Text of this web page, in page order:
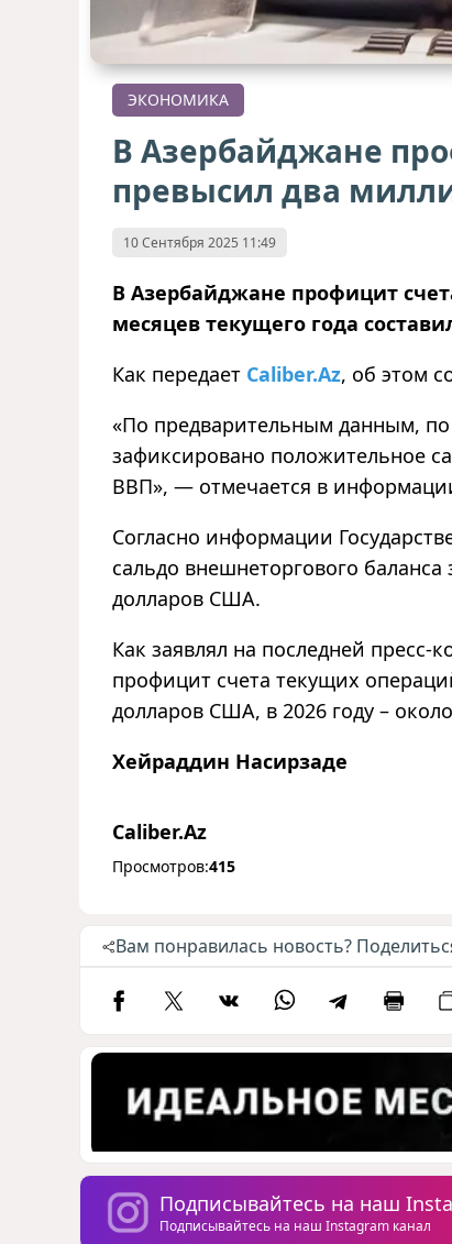
ЭКОНОМИКА
В Азербайджане
превысил два
10 Сентября 2025 11:49
В Азербайджане профицит
месяцев текущего года
Как передает Caliber.Az, об этом
«По предварительным данным, по
зафиксировано положительное
ВВП», — отмечается в
Согласно информации
сальдо внешнеторгового
долларов США.
Как заявлял на последней
профицит счета текущих
долларов США, в 2026 году –
Хейраддин Насирзаде
Caliber.Az
Просмотров:415
Вам понравилась новость?
Подписывайтесь на наш
Подписывайтесь на наш Instagram канал